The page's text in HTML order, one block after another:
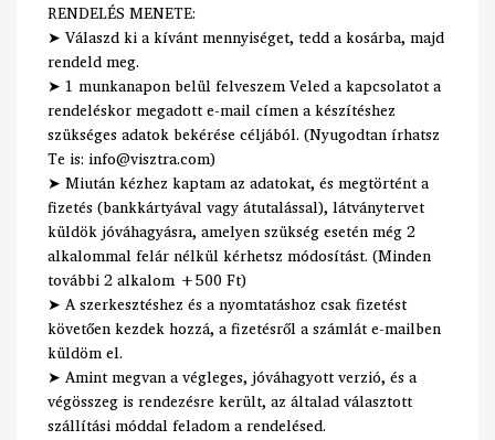
RENDELÉS MENETE:
➤ Válaszd ki a kívánt mennyiséget, tedd a kosárba, majd
rendeld meg.
➤ 1 munkanapon belül felveszem Veled a kapcsolatot a
rendeléskor megadott e-mail címen a készítéshez
szükséges adatok bekérése céljából. (Nyugodtan írhatsz
Te is: info@visztra.com)
➤ Miután kézhez kaptam az adatokat, és megtörtént a
fizetés (bankkártyával vagy átutalással), látványtervet
küldök jóváhagyásra, amelyen szükség esetén még 2
alkalommal felár nélkül kérhetsz módosítást. (Minden
további 2 alkalom +500 Ft)
➤ A szerkesztéshez és a nyomtatáshoz csak fizetést
követően kezdek hozzá, a fizetésről a számlát e-mailben
küldöm el.
➤ Amint megvan a végleges, jóváhagyott verzió, és a
végösszeg is rendezésre került, az általad választott
szállítási móddal feladom a rendelésed.